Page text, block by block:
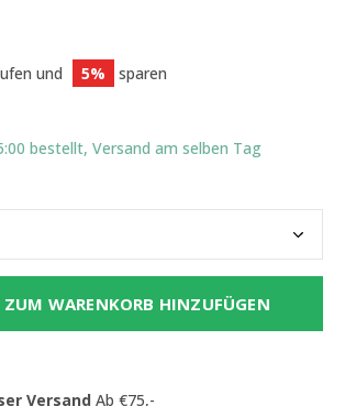
und 5% sparen
bestellt, Versand am selben Tag
ZUM WARENKORB HINZUFÜGEN
Versand Ab €75,-